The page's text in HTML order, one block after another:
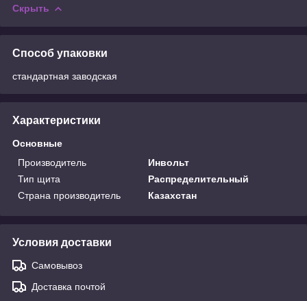
Скрыть
Способ упаковки
стандартная заводская
Характеристики
Основные
Производитель
Инвольт
Тип щита
Распределительный
Страна производитель
Казахстан
Условия доставки
Самовывоз
Доставка почтой